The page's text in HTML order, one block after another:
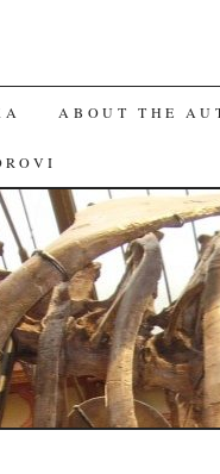
ABOUT THE